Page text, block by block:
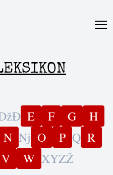
Đ E F G
H
N Nj O P Q R
V W XYZŽ